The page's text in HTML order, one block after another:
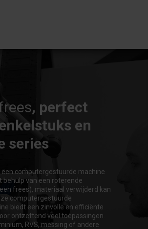
, perfect
en
series
een computergestuurde machine
behulp van een roterende
frees), materiaal verwijderd kan
computergestuurde
biedt een zinvolle en efficiënte
ontzettend veel toepassingen.
RVS, messing of andere